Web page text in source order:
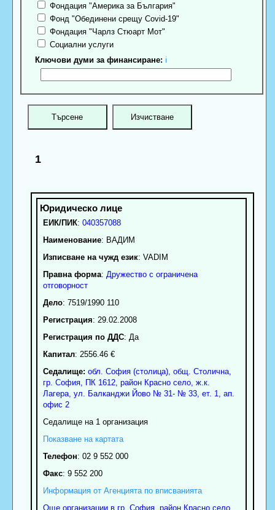
Фондация "Америка за България"
Фонд "Обединени срещу Covid-19"
Фондация "Чарлз Стюарт Мот"
Социални услуги
Ключови думи за финансиране: ℹ
1
ЕИК/ПИК: 040357088
Наименование: ВАДИМ
Изписване на чужд език: VADIM
Правна форма: Дружество с ограничена
отговорност
Дело: 7519/1990 110
Регистрация: 29.02.2008
Регистрация по ДДС: Да
Капитал: 2556.46 €
Седалище: обл. София (столица), общ. Столична,
гр. София, ПК 1612, район Красно село, ж.к.
Лагера, ул. Балканджи Йово № 31- № 33, ет. 1, ап.
офис 2
Седалище на 1 организация
Показване на картата
Телефон: 02 9 552 000
Факс: 9 552 200
Информация от Агенцията по вписванията
Още организации в гр. София, район Красно село